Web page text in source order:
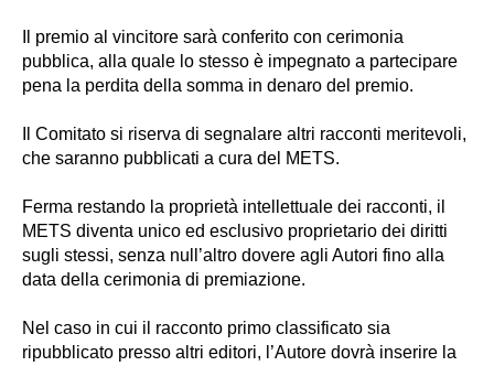
Il premio al vincitore sarà conferito con cerimonia
pubblica, alla quale lo stesso è impegnato a partecipare
pena la perdita della somma in denaro del premio.
Il Comitato si riserva di segnalare altri racconti meritevoli,
che saranno pubblicati a cura del METS.
Ferma restando la proprietà intellettuale dei racconti, il
METS diventa unico ed esclusivo proprietario dei diritti
sugli stessi, senza null’altro dovere agli Autori fino alla
data della cerimonia di premiazione.
Nel caso in cui il racconto primo classificato sia
ripubblicato presso altri editori, l’Autore dovrà inserire la